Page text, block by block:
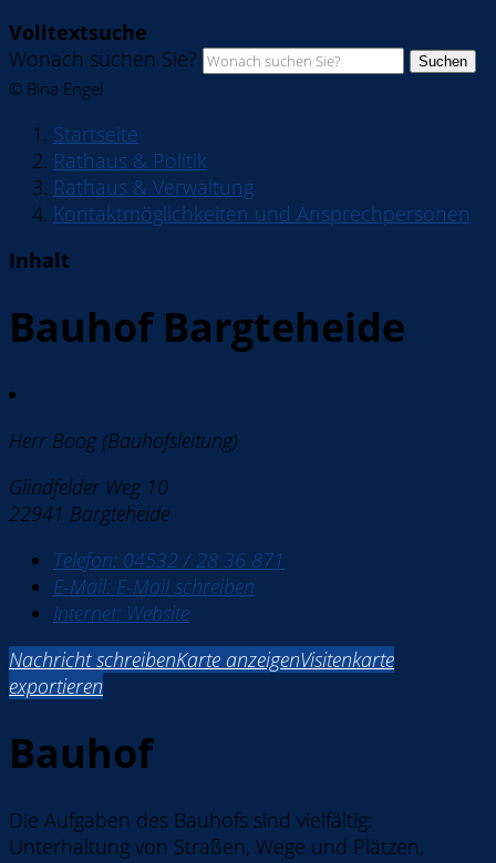
Volltextsuche
Wonach suchen Sie?
Suchen
© Bina Engel
Startseite
Rathaus & Politik
Rathaus & Verwaltung
Kontaktmöglichkeiten und Ansprechpersonen
Inhalt
Bauhof Bargteheide
Herr Boog (Bauhofsleitung)
Glindfelder Weg 10
22941 Bargteheide
Telefon: 04532 / 28 36 871
E-Mail: E-Mail schreiben
Internet: Website
Nachricht schreibenKarte anzeigenVisitenkarte
exportieren
Bauhof
Die Aufgaben des Bauhofs sind vielfältig:
Unterhaltung von Straßen, Wege und Plätzen,